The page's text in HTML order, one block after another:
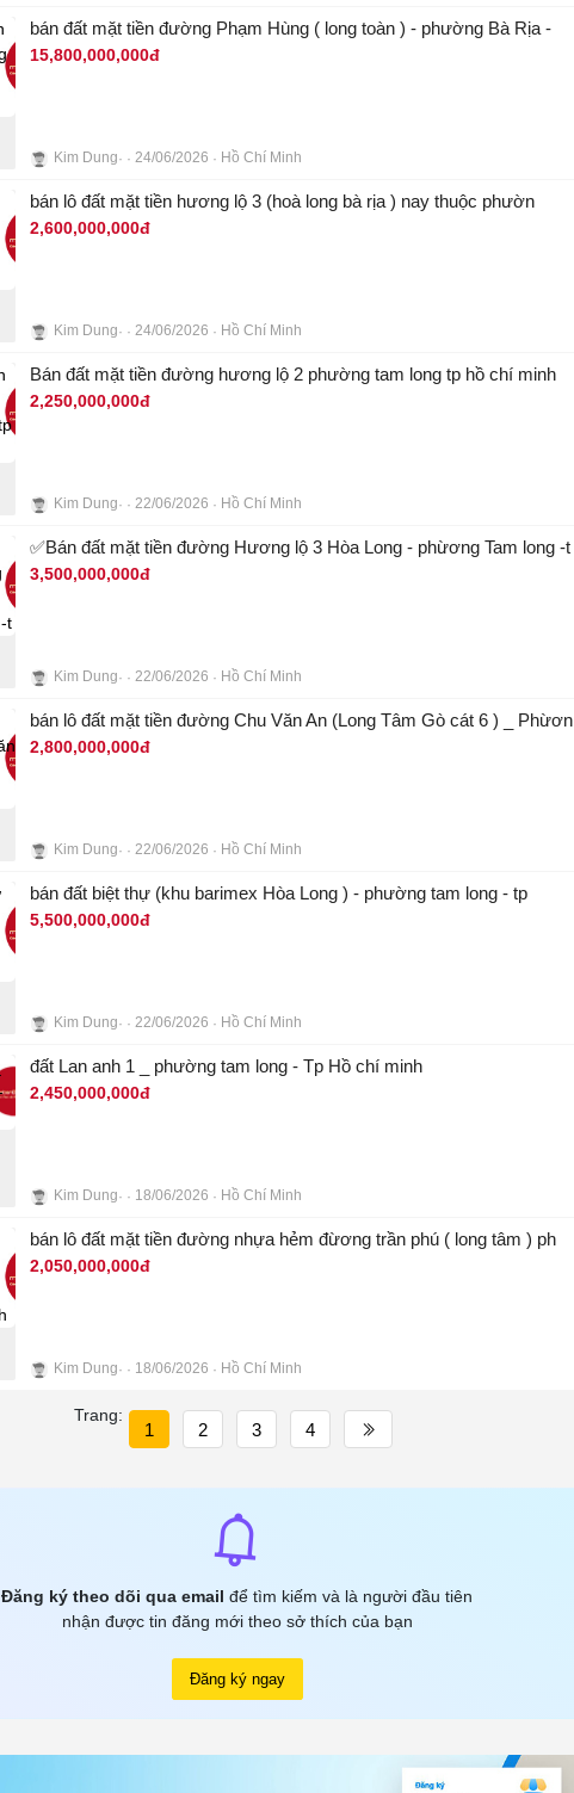
bán đất mặt tiền đường Phạm Hùng ( long toàn ) - phường Bà Rịa -
15,800,000,000đ
Kim Dung 24/06/2026 Hồ Chí Minh
bán lô đất mặt tiền hương lộ 3 (hoà long bà rịa ) nay thuộc phườn
2,600,000,000đ
Kim Dung 24/06/2026 Hồ Chí Minh
Bán đất mặt tiền đường hương lộ 2 phường tam long tp hồ chí minh
2,250,000,000đ
Kim Dung 22/06/2026 Hồ Chí Minh
✅Bán đất mặt tiền đường Hương lộ 3 Hòa Long - phừơng Tam long -t
3,500,000,000đ
Kim Dung 22/06/2026 Hồ Chí Minh
bán lô đất mặt tiền đường Chu Văn An (Long Tâm Gò cát 6 ) _ Phừơn
2,800,000,000đ
Kim Dung 22/06/2026 Hồ Chí Minh
bán đất biệt thự (khu barimex Hòa Long ) - phường tam long - tp
5,500,000,000đ
Kim Dung 22/06/2026 Hồ Chí Minh
đất Lan anh 1 _ phường tam long - Tp Hồ chí minh
2,450,000,000đ
Kim Dung 18/06/2026 Hồ Chí Minh
bán lô đất mặt tiền đường nhựa hẻm đừơng trần phú ( long tâm ) ph
2,050,000,000đ
Kim Dung 18/06/2026 Hồ Chí Minh
Trang:
1 2 3 4
Đăng ký theo dõi qua email để tìm kiếm và là người đầu tiên
nhận được tin đăng mới theo sở thích của bạn
Đăng ký ngay